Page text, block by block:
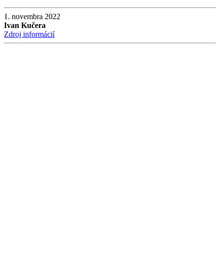
1. novembra 2022
Ivan Kučera
Zdroj informácií